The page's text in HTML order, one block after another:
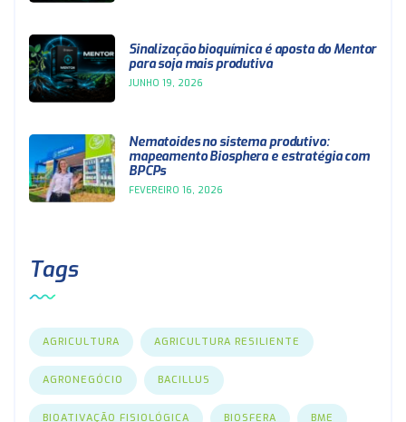
Sinalização bioquímica é aposta do Mentor
para soja mais produtiva
JUNHO 19, 2026
Nematoides no sistema produtivo:
mapeamento Biosphera e estratégia com
BPCPs
FEVEREIRO 16, 2026
Tags
AGRICULTURA AGRICULTURA RESILIENTE
AGRONEGÓCIO BACILLUS
BIOATIVAÇÃO FISIOLÓGICA BIOSFERA BME